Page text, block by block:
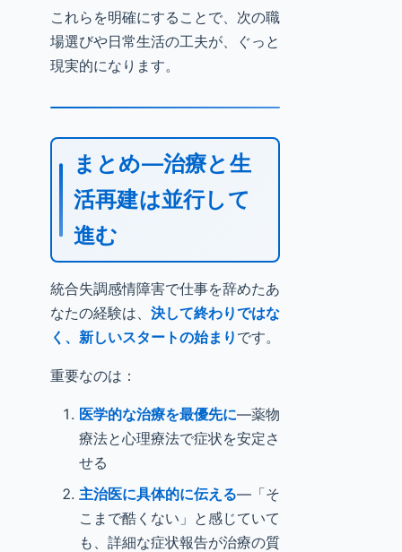
これらを明確にすることで、次の職
場選びや日常生活の工夫が、ぐっと
現実的になります。
まとめ—治療と生
活再建は並行して
進む
統合失調感情障害で仕事を辞めたあ
なたの経験は、 決して終わりではな
く、新しいスタートの始まり です。
重要なのは：
医学的な治療を最優先に—薬物
療法と心理療法で症状を安定さ
せる
主治医に具体的に伝える—「そ
こまで酷くない」と感じていて
も、詳細な症状報告が治療の質